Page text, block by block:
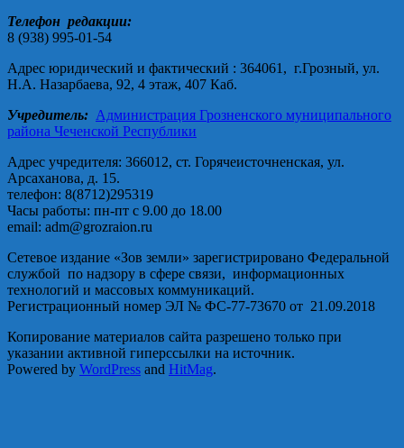
Телефон редакции:
8 (938) 995-01-54
Адрес юридический и фактический : 364061, г.Грозный, ул.
Н.А. Назарбаева, 92, 4 этаж, 407 Каб.
Учредитель: Администрация Грозненского муниципального
района Чеченской Республики
Адрес учредителя: 366012, ст. Горячеисточненская, ул.
Арсаханова, д. 15.
телефон: 8(8712)295319
Часы работы: пн-пт с 9.00 до 18.00
email: adm@grozraion.ru
Сетевое издание «Зов земли» зарегистрировано Федеральной
службой по надзору в сфере связи, информационных
технологий и массовых коммуникаций.
Регистрационный номер ЭЛ № ФС-77-73670 от 21.09.2018
Копирование материалов сайта разрешено только при
указании активной гиперссылки на источник.
Powered by WordPress and HitMag.